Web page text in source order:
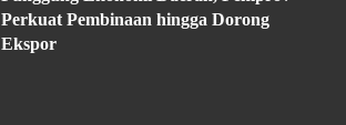
Perkuat Pembinaan hingga Dorong
Ekspor